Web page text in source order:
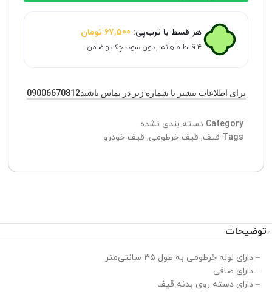
هر قسط با ترب‌پی: 67,500 تومان
۴ قسط ماهانه. بدون سود، چک و ضامن.
برای اطلاعات بیشتر با شماره زیر در تماس باشید09006670812
Category دسته بندی نشده
Tags قیف, قیف خرطومی, قیف خودرو
توضیحات
– دارای لوله خرطومی به طول 35 سانتی‌متر
– دارای صافی
– دارای دسته روی بدنه قیف